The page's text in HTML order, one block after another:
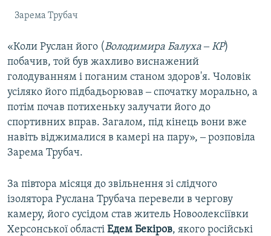
Зарема Трубач
«Коли Руслан його (Володимира Балуха ‒ КР)
побачив, той був жахливо виснажений
голодуванням і поганим станом здоров'я. Чоловік
усіляко його підбадьорював ‒ спочатку морально, а
потім почав потихеньку залучати його до
спортивних вправ. Загалом, під кінець вони вже
навіть віджималися в камері на пару», ‒ розповіла
Зарема Трубач.
За півтора місяця до звільнення зі слідчого
ізолятора Руслана Трубача перевели в чергову
камеру, його сусідом став житель Новоолексіївки
Херсонської області Едем Бекіров, якого російські